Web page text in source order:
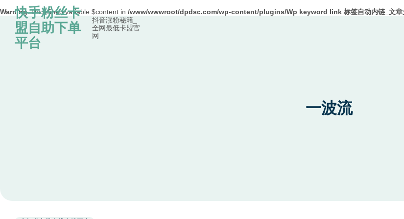
Warning: Undefined variable $content in /www/wwwroot/dpdsc.com/wp-content/plugins/Wp keyword link 标签自动内链_文
Skip to content
快手粉丝卡
盟自助下单
平台
抖音涨粉秘籍_
全网最低卡盟官
网
一波流